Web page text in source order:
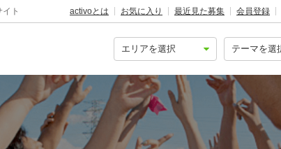
ト activoとは お気に入り 最近見た募集 会員登録